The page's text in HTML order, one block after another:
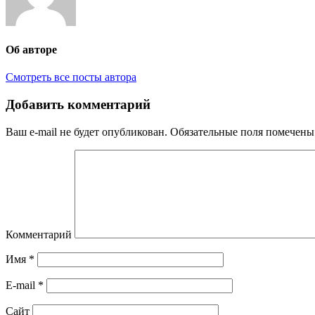
Об авторе
Смотреть все посты автора
Добавить комментарий
Ваш e-mail не будет опубликован. Обязательные поля
Комментарий
Имя *
E-mail *
Сайт